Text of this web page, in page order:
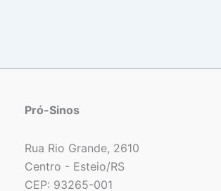
Pró-Sinos
Rua Rio Grande, 2610
Centro - Esteio/RS
CEP: 93265-001